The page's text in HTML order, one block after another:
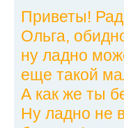
Приветы!
Ольга,
ну ладно
еще такой
А как же ты
Ну ладно не